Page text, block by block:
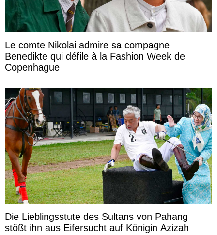
Le comte Nikolai admire sa compagne
Benedikte qui défile à la Fashion Week de
Copenhague
Die Lieblingsstute des Sultans von Pahang
stößt ihn aus Eifersucht auf Königin Azizah